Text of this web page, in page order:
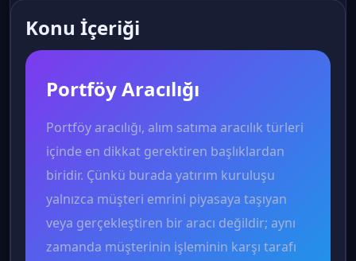
Konu İçeriği
Portföy Aracılığı
Portföy aracılığı, alım satıma aracılık türleri
içinde en dikkat gerektiren başlıklardan
biridir. Çünkü burada yatırım kuruluşu
yalnızca müşteri emrini piyasaya taşıyan
veya gerçekleştiren bir aracı değildir; aynı
zamanda müşterinin işleminin karşı tarafı